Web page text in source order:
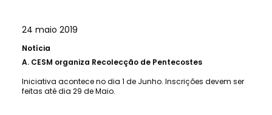
24 maio 2019
Notícia
A. CESM organiza Recolecção de Pentecostes
Iniciativa acontece no dia 1 de Junho. Inscrições devem ser
feitas até dia 29 de Maio.